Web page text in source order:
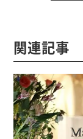
関連記事